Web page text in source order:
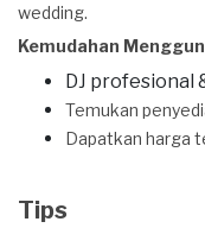
wedding.
Kemudahan
DJ profesional
Temukan
Dapatkan harga
Tips